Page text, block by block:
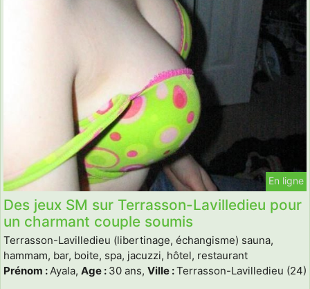
En ligne
Des jeux SM sur Terrasson-Lavilledieu pour
un charmant couple soumis
Terrasson-Lavilledieu (libertinage, échangisme) sauna,
hammam, bar, boite, spa, jacuzzi, hôtel, restaurant
Prénom : Ayala, Age : 30 ans, Ville :Terrasson-Lavilledieu (24)